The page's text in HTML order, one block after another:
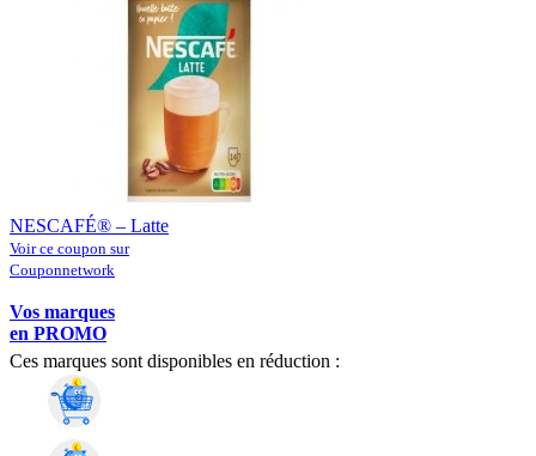
NESCAFÉ® – Latte
Voir ce coupon sur
Couponnetwork
Vos marques
en PROMO
Ces marques sont disponibles en réduction :